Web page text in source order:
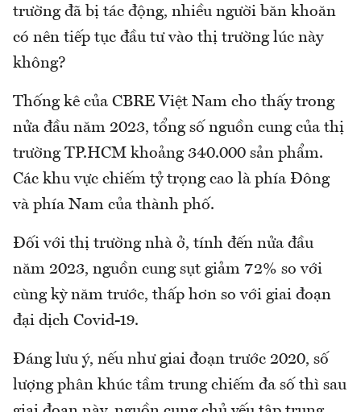
trường đã bị tác động, nhiều người băn khoăn
có nên tiếp tục đầu tư vào thị trường lúc này
không?
Thống kê của CBRE Việt Nam cho thấy trong
nửa đầu năm 2023, tổng số nguồn cung của thị
trường TP.HCM khoảng 340.000 sản phẩm.
Các khu vực chiếm tỷ trọng cao là phía Đông
và phía Nam của thành phố.
Đối với thị trường nhà ở, tính đến nửa đầu
năm 2023, nguồn cung sụt giảm 72% so với
cùng kỳ năm trước, thấp hơn so với giai đoạn
đại dịch Covid-19.
Đáng lưu ý, nếu như giai đoạn trước 2020, số
lượng phân khúc tầm trung chiếm đa số thì sau